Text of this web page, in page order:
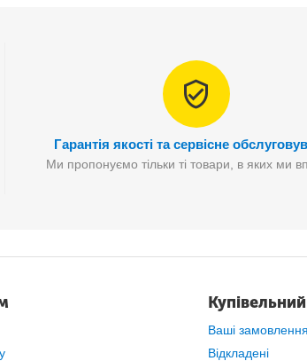
вид масажного пістолетавідноситься до
Гарантія якості та сервісне
Ми пропонуємо тільки ті товари, в яких ми
Ваші замовлення
Відкладені